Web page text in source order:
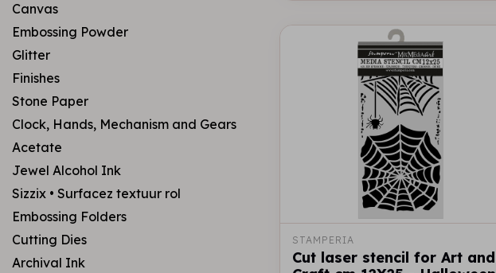
Canvas
Embossing Powder
Glitter
Finishes
Stone Paper
Clock, Hands, Mechanism and Gears
Acetate
Jewel Alcohol Ink
Sizzix • Surfacez textuur rol
Embossing Folders
Cutting Dies
Archival Ink
STAMPERIA
Cut laser stencil for Art and